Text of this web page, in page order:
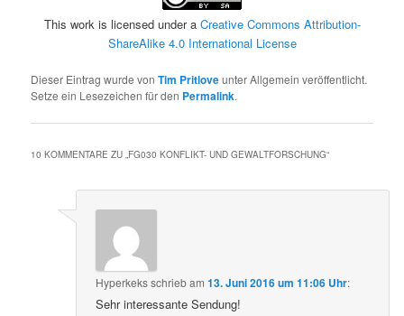
This work is licensed under a Creative Commons Attribution-
ShareAlike 4.0 International License
Dieser Eintrag wurde vonTim Pritloveunter Allgemein veröffentlicht.
Setze ein Lesezeichen für den Permalink.
10 KOMMENTARE ZU „FG030 KONFLIKT- UND GEWALTFORSCHUNG“
Hyperkeksschriebam13. Juni 2016 um 11:06 Uhr:
Sehr interessante Sendung!